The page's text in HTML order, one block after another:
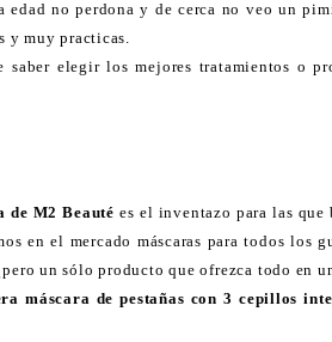
no perdona y de cerca no veo un
y muy practicas.
elegir los mejores tratamientos o
de M2 Beauté es el inventazo para las que
en el mercado máscaras para todos los
un sólo producto que ofrezca todo en
máscara de pestañas con 3 cepillos